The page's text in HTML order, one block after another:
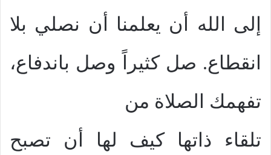
إلى الله أن يعلمنا أن نصلي بلا
انقطاع. صل كثيراً وصل باندفاع،
تفهمك الصلاة من
تلقاء ذاتها كيف لها أن تصبح